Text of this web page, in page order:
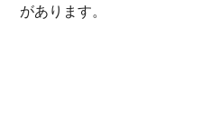
があります。